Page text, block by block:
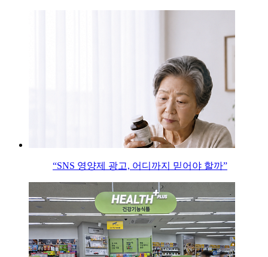
“SNS 영양제 광고, 어디까지 믿어야 할까”